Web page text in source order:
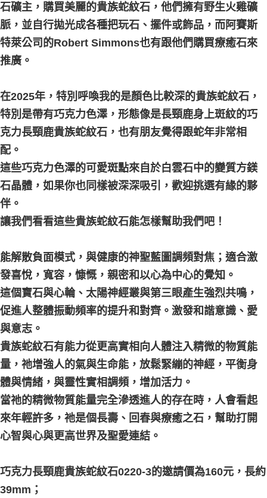
每筆NT$80，滿NT$3,000(含以上)免運費
付款後門市自取
免運費
石礦主，購買美麗的貴族蛇紋石，他們擁有野生火雞礦
脈，並自行拋光成各種把玩石、擺件或飾品，而阿賽斯
特萊公司的Robert Simmons也有跟他們購買療癒石來
推廣。
在2025年，特別呼喚我的是顏色比較深的貴族蛇紋石，
特別是帶有巧克力色澤，形態像是長頸鹿身上斑紋的巧
克力長頸鹿貴族蛇紋石，也有朋友覺得跟蛇年非常相
配。
這些巧克力色澤的可愛斑點來自於白雲石中的變質方鎂
石晶體，如果你也同樣被深深吸引，歡迎挑選有緣的夥
伴。
讓我們看看這些貴族蛇紋石能怎樣幫助我們吧！
能解散負面模式，與健康的神聖藍圖調頻對焦；適合激
發喜悅，寬容，慷慨，親密和以心為中心的覺知。
這個寶石與心輪、太陽神經叢與第三眼產生強烈共鳴，
促進人整體振動頻率的提升和對齊。激發和諧意識、愛
與意志。
貴族蛇紋石有能力從更高實相向人體注入精微的物質能
量，祂增強人的氣與生命能，放鬆緊繃的神經，平衡身
體與情緒，與靈性實相調頻，增加活力。
當祂的精微物質能量完全滲透進人的存在時，人會看起
來年輕許多，祂是個長壽、回春與療癒之石，幫助打開
心智與心與更高世界及聖愛連結。
巧克力長頸鹿貴族蛇紋石0220-3的邀請價為160元，長約
39mm；